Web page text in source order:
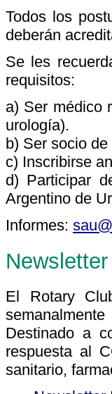
Todos los
deberán
Se les
requisitos:
a) Ser médico
urología).
b) Ser socio
c) Inscribirse
d) Participar
Argentino de
Informes:
El Rotary
Destinado a
respuesta al
sanitario,